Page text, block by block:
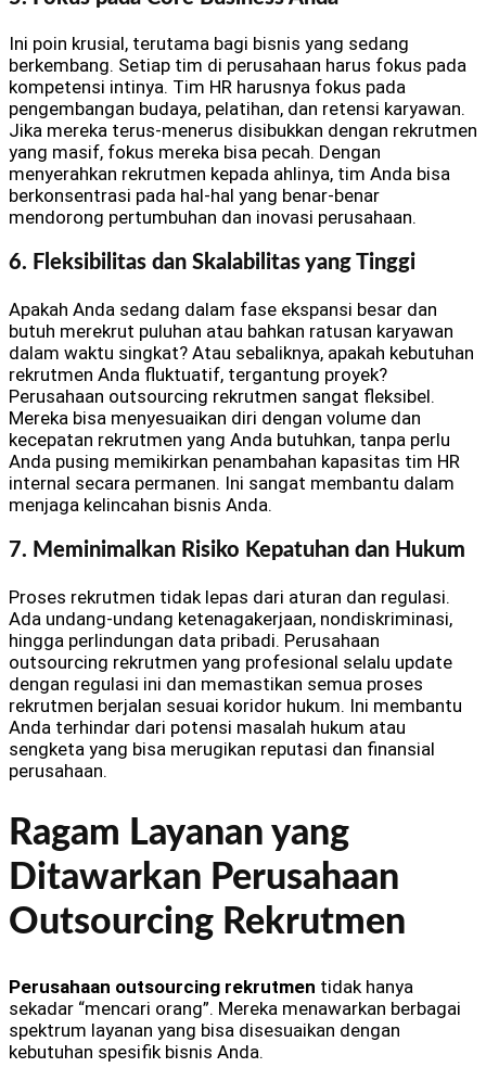
Ini poin krusial, terutama bagi bisnis yang sedang
berkembang. Setiap tim di perusahaan harus fokus pada
kompetensi intinya. Tim HR harusnya fokus pada
pengembangan budaya, pelatihan, dan retensi karyawan.
Jika mereka terus-menerus disibukkan dengan rekrutmen
yang masif, fokus mereka bisa pecah. Dengan
menyerahkan rekrutmen kepada ahlinya, tim Anda bisa
berkonsentrasi pada hal-hal yang benar-benar
mendorong pertumbuhan dan inovasi perusahaan.
6. Fleksibilitas dan Skalabilitas yang Tinggi
Apakah Anda sedang dalam fase ekspansi besar dan
butuh merekrut puluhan atau bahkan ratusan karyawan
dalam waktu singkat? Atau sebaliknya, apakah kebutuhan
rekrutmen Anda fluktuatif, tergantung proyek?
Perusahaan outsourcing rekrutmen sangat fleksibel.
Mereka bisa menyesuaikan diri dengan volume dan
kecepatan rekrutmen yang Anda butuhkan, tanpa perlu
Anda pusing memikirkan penambahan kapasitas tim HR
internal secara permanen. Ini sangat membantu dalam
menjaga kelincahan bisnis Anda.
7. Meminimalkan Risiko Kepatuhan dan Hukum
Proses rekrutmen tidak lepas dari aturan dan regulasi.
Ada undang-undang ketenagakerjaan, nondiskriminasi,
hingga perlindungan data pribadi. Perusahaan
outsourcing rekrutmen yang profesional selalu update
dengan regulasi ini dan memastikan semua proses
rekrutmen berjalan sesuai koridor hukum. Ini membantu
Anda terhindar dari potensi masalah hukum atau
sengketa yang bisa merugikan reputasi dan finansial
perusahaan.
Ragam Layanan yang
Ditawarkan Perusahaan
Outsourcing Rekrutmen
Perusahaan outsourcing rekrutmen tidak hanya
sekadar “mencari orang”. Mereka menawarkan berbagai
spektrum layanan yang bisa disesuaikan dengan
kebutuhan spesifik bisnis Anda.